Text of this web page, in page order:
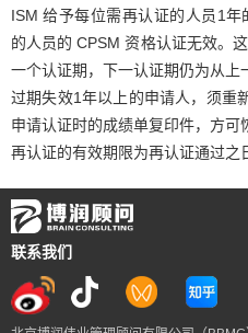
ISM 给予每位需再认证的人员1
的人员的 CPSM 资格认证无效。
一个认证期，下一认证期仍为从上
过期失效1年以上的申请人，须重
申请认证时的成绩单复印件，方可
再认证的有效期限为再认证通过之
联系我们